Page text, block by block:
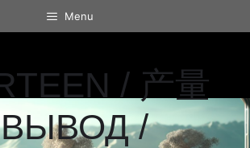
Menu
/ 产量
/